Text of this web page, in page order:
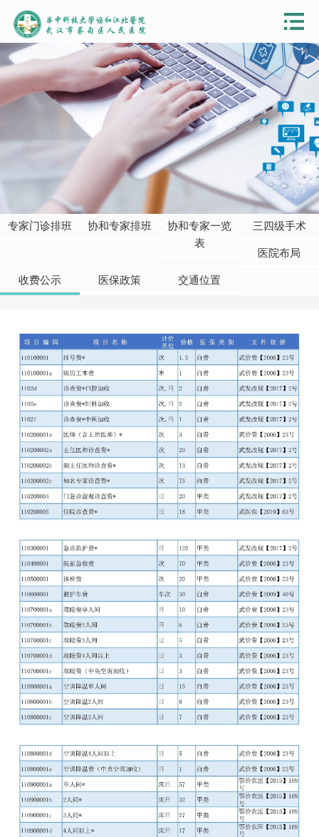
专家门诊排班 协和专家排班
协和专家一览
表
三四级手术
医院布局
收费公示 医保政策 交通位置